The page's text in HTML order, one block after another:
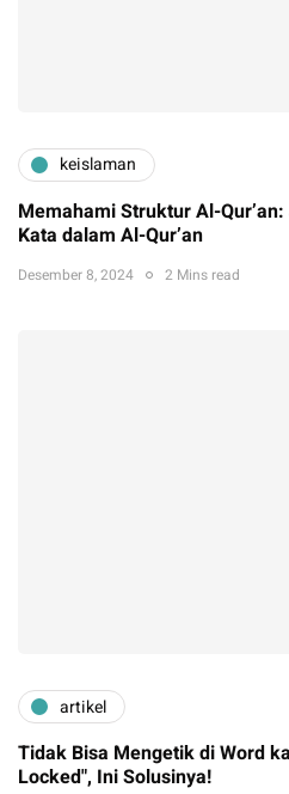
keislaman
Memahami Struktur Al-
Kata dalam Al-Qur’an
Desember 8, 2024 2 Mins read
artikel
Tidak Bisa Mengetik di Word
Locked", Ini Solusinya!